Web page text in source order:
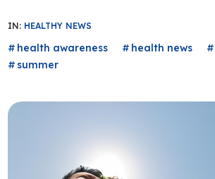
IN: HEALTHY NEWS
health awareness health news
summer